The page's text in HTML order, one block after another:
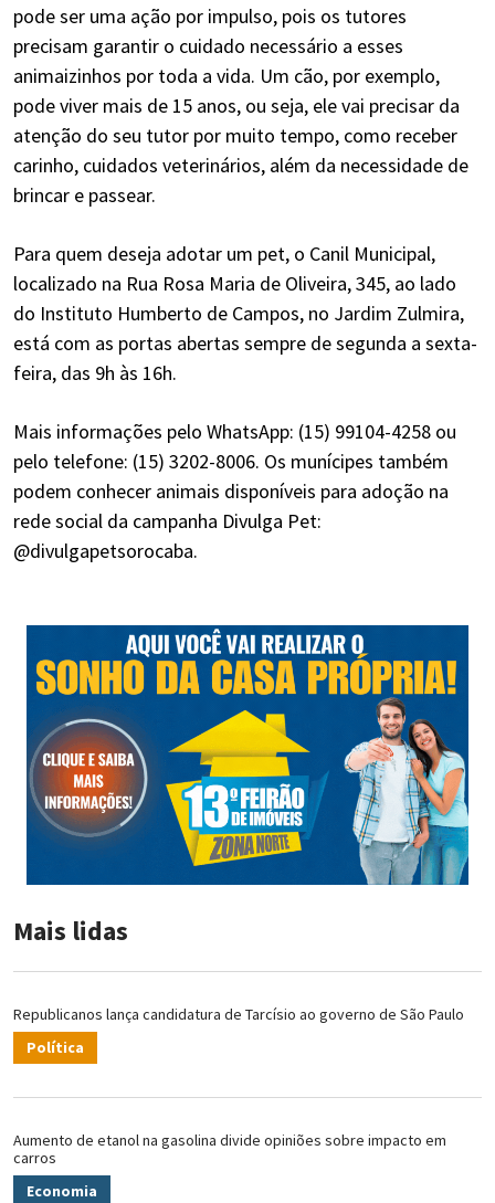
pode ser uma ação por impulso, pois os tutores
precisam garantir o cuidado necessário a esses
animaizinhos por toda a vida. Um cão, por exemplo,
pode viver mais de 15 anos, ou seja, ele vai precisar da
atenção do seu tutor por muito tempo, como receber
carinho, cuidados veterinários, além da necessidade de
brincar e passear.
Para quem deseja adotar um pet, o Canil Municipal,
localizado na Rua Rosa Maria de Oliveira, 345, ao lado
do Instituto Humberto de Campos, no Jardim Zulmira,
está com as portas abertas sempre de segunda a sexta-
feira, das 9h às 16h.
Mais informações pelo WhatsApp: (15) 99104-4258 ou
pelo telefone: (15) 3202-8006. Os munícipes também
podem conhecer animais disponíveis para adoção na
rede social da campanha Divulga Pet:
@divulgapetsorocaba.
Mais lidas
Republicanos lança candidatura de Tarcísio ao governo de São Paulo
Política
Aumento de etanol na gasolina divide opiniões sobre impacto em
carros
Economia